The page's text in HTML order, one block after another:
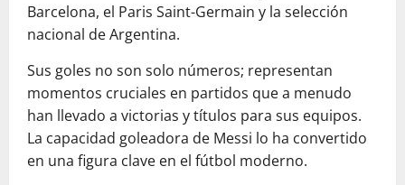
Barcelona, el Paris Saint-Germain y la selección
nacional de Argentina.
Sus goles no son solo números; representan
momentos cruciales en partidos que a menudo
han llevado a victorias y títulos para sus equipos.
La capacidad goleadora de Messi lo ha convertido
en una figura clave en el fútbol moderno.